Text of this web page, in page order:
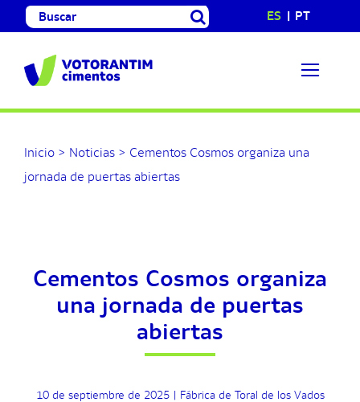
Saltar
al
contenido
Buscar: ES PT
Inicio> Noticias > Cementos Cosmos organiza una
jornada de puertas abiertas
Cementos Cosmos organiza
una jornada de puertas
abiertas
10 de septiembre de 2025 | Fábrica de Toral de los Vados